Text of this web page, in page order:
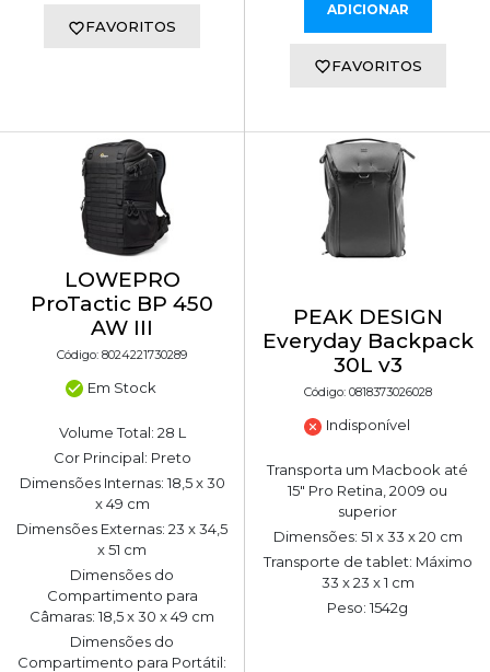
FAVORITOS
ADICIONAR
FAVORITOS
LOWEPRO
ProTactic BP 450
AW III
Código: 8024221730289
Em Stock
Volume Total: 28 L
Cor Principal: Preto
Dimensões Internas: 18,5 x 30
x 49 cm
Dimensões Externas: 23 x 34,5
x 51 cm
Dimensões do
Compartimento para
Câmaras: 18,5 x 30 x 49 cm
Dimensões do
Compartimento para Portátil:
PEAK DESIGN
Everyday Backpack
30L v3
Código: 0818373026028
Indisponível
Transporta um Macbook até
15" Pro Retina, 2009 ou
superior
Dimensões: 51 x 33 x 20 cm
Transporte de tablet: Máximo
33 x 23 x 1 cm
Peso: 1542g